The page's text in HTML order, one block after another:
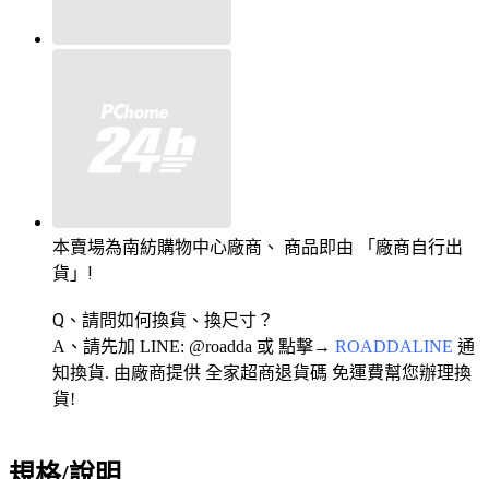
本賣場為南紡購物中心廠商、 商品即由 「廠商自行出
貨」!
Q、請問如何換貨、換尺寸？
A、請先加 LINE: @roadda 或 點擊→ ROADDALINE 通
知換貨. 由廠商提供 全家超商退貨碼 免運費幫您辦理換
貨!